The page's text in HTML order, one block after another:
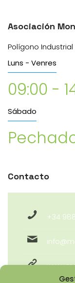
Asociación
Polígono Industrial
Luns - Venres
09:00 -
Sábado
Contacto
+34